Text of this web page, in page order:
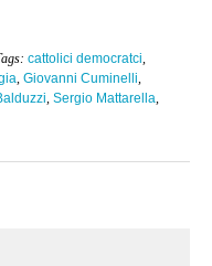
cattolici democratci
Giovanni Cuminelli
Sergio Mattarella